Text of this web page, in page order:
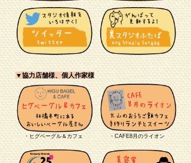
▼協力店舗様、個人作家様
・ヒグベーグル＆カフェ ・CAFE8月のライオン